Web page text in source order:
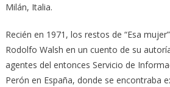
Milán, Italia.
Recién en 1971, los restos de “Esa
Rodolfo Walsh en un cuento de su
agentes del entonces Servicio de
Perón en España, donde se encontraba